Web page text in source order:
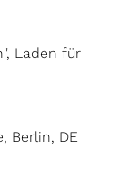
Laden für
Berlin, DE